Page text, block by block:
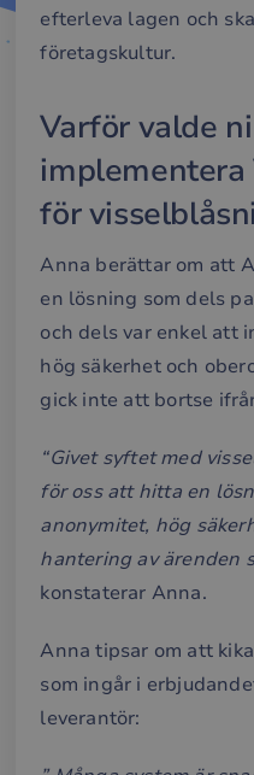
efterleva lagen och
företagskultur.
Varför valde
implementera
för
Anna berättar om att
en lösning som dels
och dels var enkel att
hög säkerhet och
gick inte att bortse
“Givet syftet med
för oss att hitta en
anonymitet, hög
hantering av ärenden
konstaterar Anna.
Anna tipsar om att
som ingår i
leverantör: